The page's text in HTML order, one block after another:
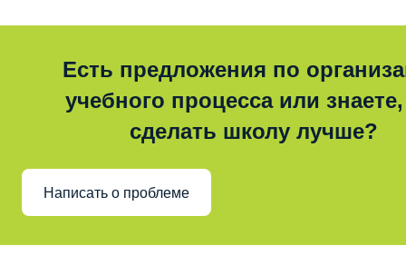
Есть предложения по
учебного процесса или знаете,
сделать школу лучше?
Написать о проблеме